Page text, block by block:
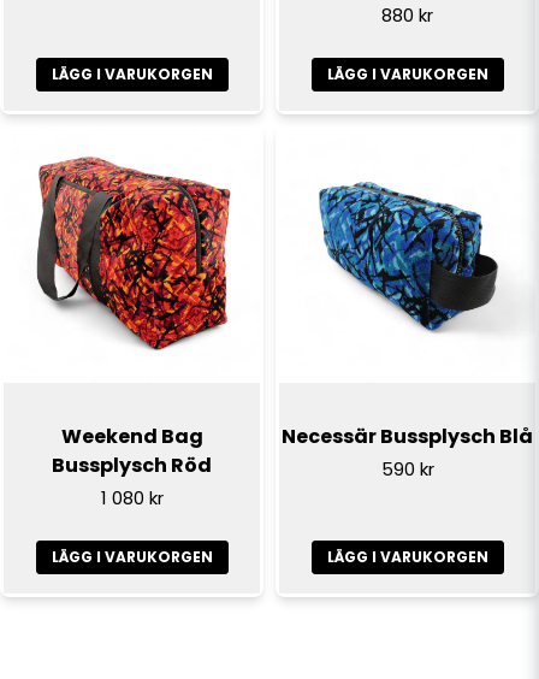
LÄGG I VARUKORGEN
880 kr
LÄGG I VARUKORGEN
Weekend Bag
Bussplysch Röd
1 080 kr
LÄGG I VARUKORGEN
Necessär Bussplysch Blå
590 kr
LÄGG I VARUKORGEN